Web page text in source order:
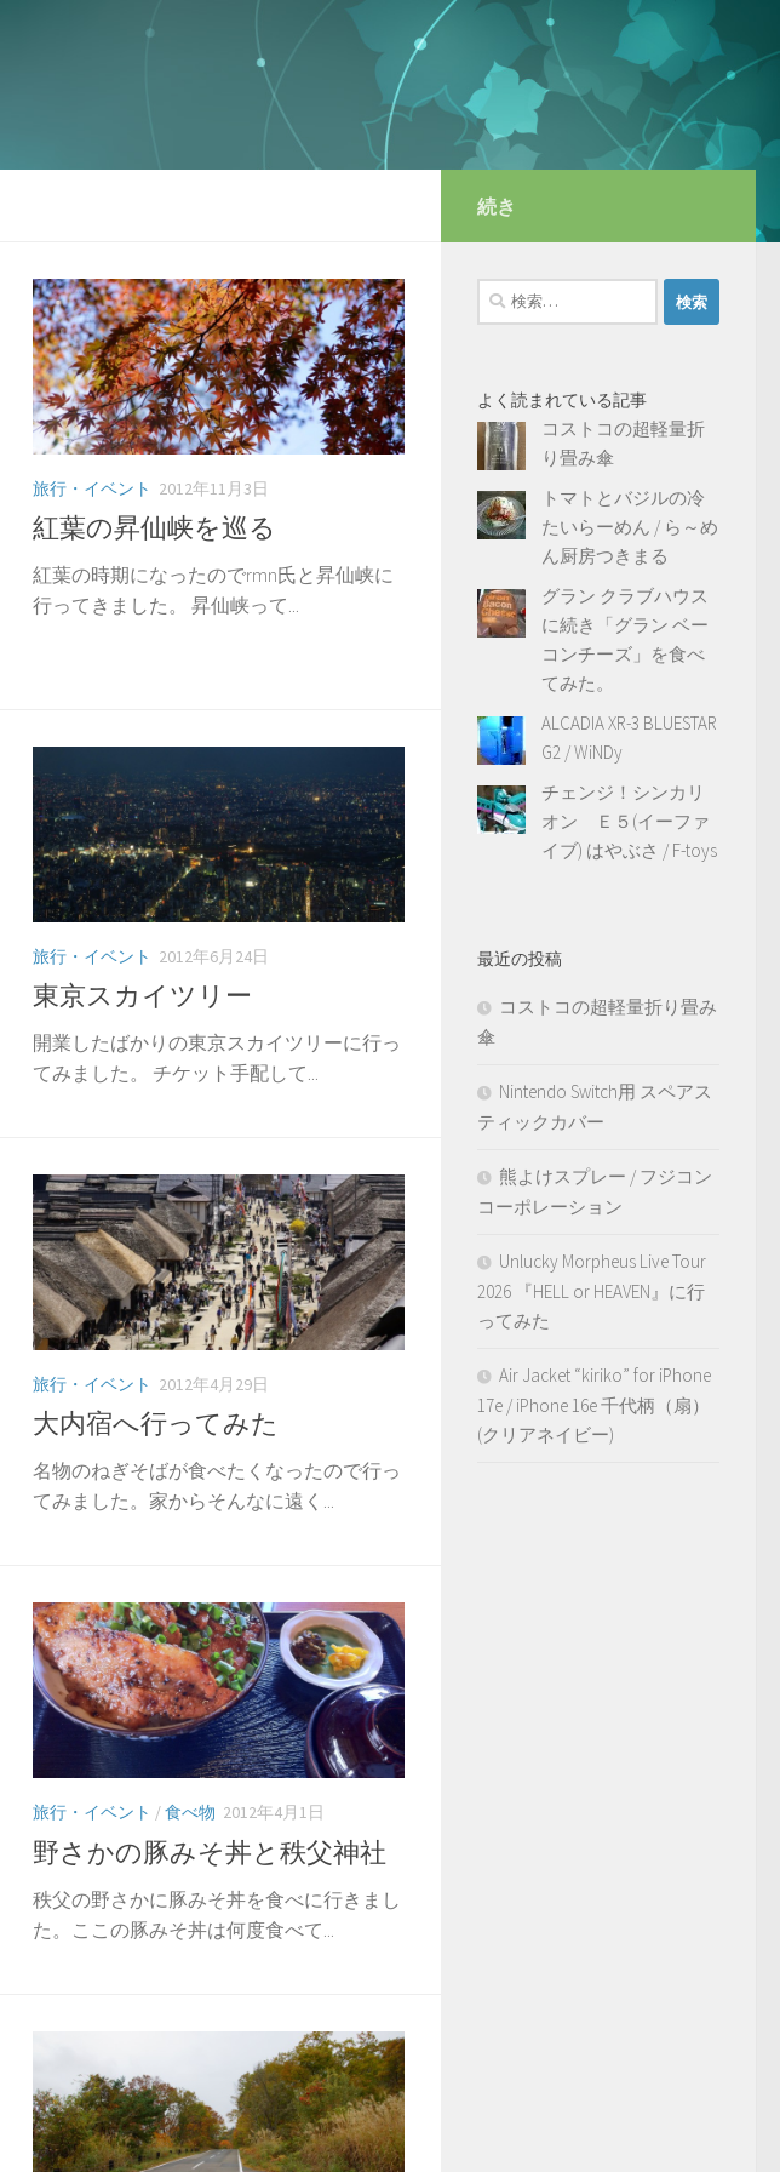
旅行・イベント 2012年11月3日
紅葉の昇仙峡を巡る
紅葉の時期になったのでrmn氏と昇仙峡に
行ってきました。 昇仙峡って...
旅行・イベント 2012年6月24日
東京スカイツリー
開業したばかりの東京スカイツリーに行っ
てみました。 チケット手配して...
旅行・イベント 2012年4月29日
大内宿へ行ってみた
名物のねぎそばが食べたくなったので行っ
てみました。家からそんなに遠く...
旅行・イベント /食べ物 2012年4月1日
野さかの豚みそ丼と秩父神社
秩父の野さかに豚みそ丼を食べに行きまし
た。ここの豚みそ丼は何度食べて...
続き
検
索:
よく読まれている記事
コストコの超軽量折
り畳み傘
トマトとバジルの冷
たいらーめん / ら～め
ん厨房つきまる
グラン クラブハウス
に続き「グラン ベー
コンチーズ」を食べ
てみた。
ALCADIA XR-3 BLUESTAR
G2 / WiNDy
チェンジ！シンカリ
オン Ｅ５(イーファ
イブ) はやぶさ / F-toys
最近の投稿
コストコの超軽量折り畳み
傘
Nintendo Switch用 スペアス
ティックカバー
熊よけスプレー / フジコン
コーポレーション
Unlucky Morpheus Live Tour
2026 『HELL or HEAVEN』に行
ってみた
Air Jacket “kiriko” for iPhone
17e / iPhone 16e 千代柄（扇）
(クリアネイビー)